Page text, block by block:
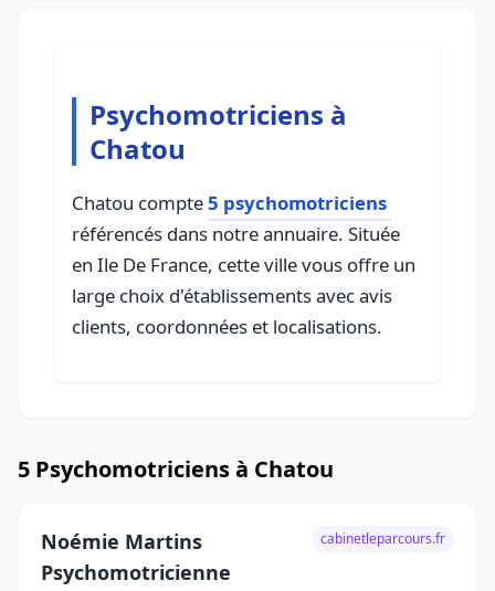
Psychomotriciens à
Chatou
Chatou compte5 psychomotriciens
référencés dans notre annuaire. Située
en Ile De France, cette ville vous offre un
large choix d'établissements avec avis
clients, coordonnées et localisations.
5 Psychomotriciens à Chatou
Noémie Martins
Psychomotricienne
cabinetleparcours.fr